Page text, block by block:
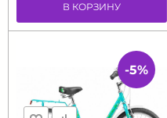
В КОРЗИНУ
-5%